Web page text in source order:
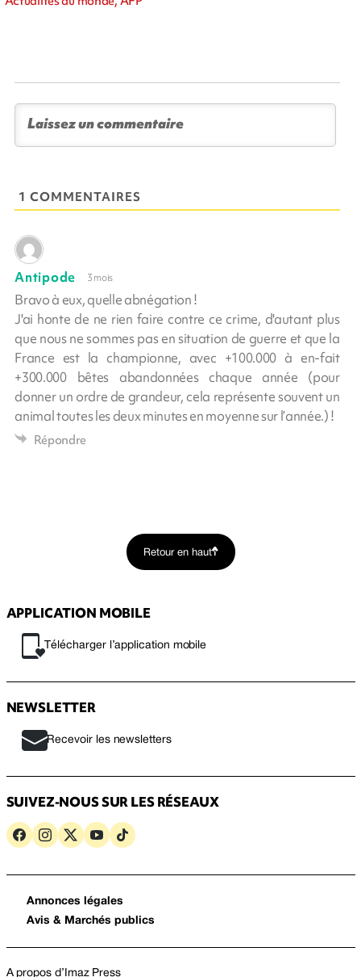
1 COMMENTAIRES
Antipode 3 mois
Bravo à eux, quelle abnégation !
J'ai honte de ne rien faire contre ce crime, d'autant plus
que nous ne sommes pas en situation de guerre et que la
France est la championne, avec +100.000 à en-fait
+300.000 bêtes abandonnées chaque année (pour
donner un ordre de grandeur, cela représente souvent un
animal toutes les deux minutes en moyenne sur l’année.) !
Répondre
Retour en haut
APPLICATION MOBILE
Télécharger l’application mobile
NEWSLETTER
Recevoir les newsletters
SUIVEZ-NOUS SUR LES RÉSEAUX
Annonces légales
Avis & Marchés publics
A propos d’Imaz Press